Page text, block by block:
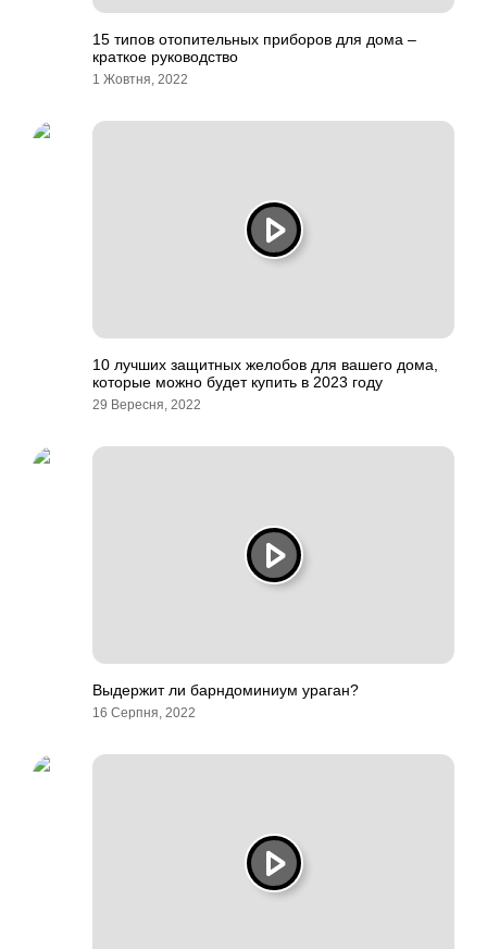
15 типов отопительных приборов для дома –
краткое руководство
1 Жовтня, 2022
10 лучших защитных желобов для вашего дома,
которые можно будет купить в 2023 году
29 Вересня, 2022
Выдержит ли барндоминиум ураган?
16 Серпня, 2022